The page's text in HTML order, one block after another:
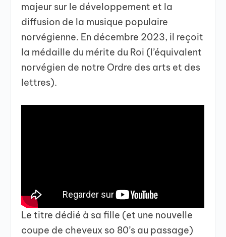
majeur sur le développement et la
diffusion de la musique populaire
norvégienne. En décembre 2023, il reçoit
la médaille du mérite du Roi (l’équivalent
norvégien de notre Ordre des arts et des
lettres).
Le titre dédié à sa fille (et une nouvelle
coupe de cheveux so 80’s au passage)